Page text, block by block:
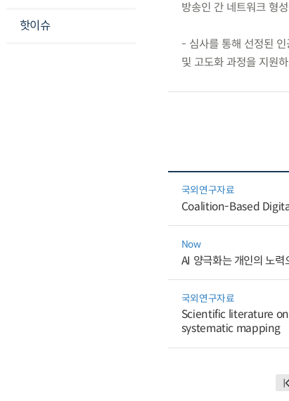
핫이슈
방송인 간 네트워크 형
- 심사를 통해 선정된
및 고도화 과정을 지원
국외연구자료
Coalition-Based
Now
AI 양극화는 개인의 노력
국외연구자료
Scientific literature
systematic mapping